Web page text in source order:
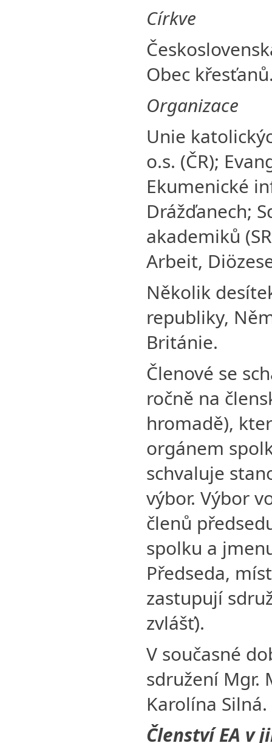
Církve
Obec
Organizace
Unie
o.s. (ČR);
Ekumenické
Drážďanech;
akademiků
Arbeit,
Několik
republiky,
Británie.
Členové se
ročně na
hromadě),
orgánem
schvaluje
výbor. Výbor
členů
spolku a
Předseda,
zastupují
zvlášť).
V současné
sdružení Mgr.
Karolína Silná.
Členství EA v